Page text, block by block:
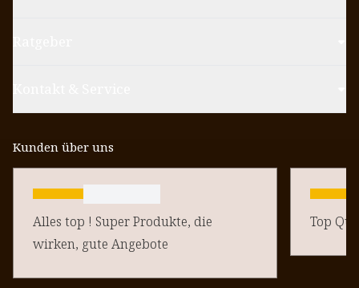
Kunden über uns
Alles top ! Super Produkte, die
wirken, gute Angebote
Top